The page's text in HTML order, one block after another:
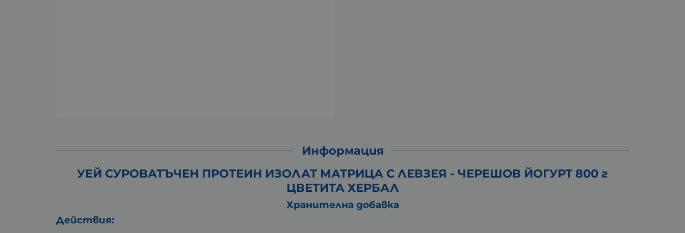
Информация
УЕЙ СУРОВАТЪЧЕН ПРОТЕИН ИЗОЛАТ МАТРИЦА С ЛЕВЗЕЯ - ЧЕРЕШОВ ЙОГУРТ 800 г
ЦВЕТИТА ХЕРБАЛ
Хранителна добавка
Действия: